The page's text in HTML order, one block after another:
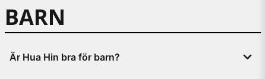
BARN
Är Hua Hin bra för barn?